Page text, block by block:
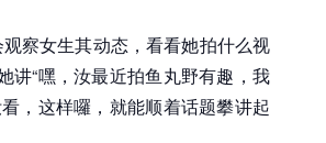
察女生其动态，看看她拍什么视
讲“嘿，汝最近拍鱼丸野有趣，我
，这样囉，就能顺着话题攀讲起